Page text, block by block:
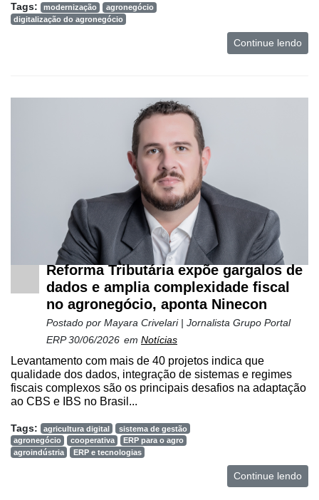
Cadastre-
Cadeira
Agricultura
de
Precisão
Automação
Robótica
Conectividade
Tags: modernização
agronegócio
digitalização do agronegócio
Continue lendo
Reforma Tributária expõe gargalos de
dados e amplia complexidade fiscal
no agronegócio, aponta Ninecon
Postado por Mayara Crivelari | Jornalista Grupo Portal
ERP30/06/2026 em Notícias
Levantamento com mais de 40 projetos indica que
qualidade dos dados, integração de sistemas e regimes
fiscais complexos são os principais desafios na adaptação
ao CBS e IBS no Brasil...
Tags: agricultura digital
sistema de gestão
agronegócio
cooperativa
ERP para o agro
agroindústria
ERP e tecnologias
Continue lendo